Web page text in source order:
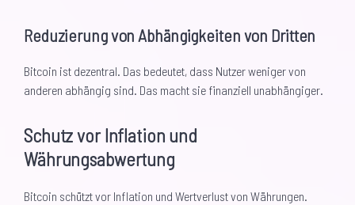
Reduzierung von Abhängigkeiten von Dritten
Bitcoin ist dezentral. Das bedeutet, dass Nutzer weniger von
anderen abhängig sind. Das macht sie finanziell unabhängiger.
Schutz vor Inflation und
Währungsabwertung
Bitcoin schützt vor Inflation und Wertverlust von Währungen.